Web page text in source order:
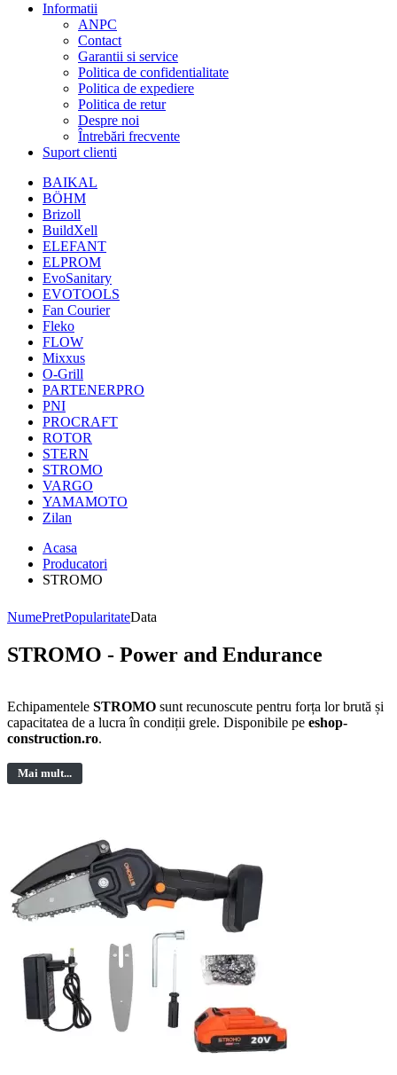
Informatii
ANPC
Contact
Garantii si service
Politica de confidentialitate
Politica de expediere
Politica de retur
Despre noi
Întrebări frecvente
Suport clienti
BAIKAL
BÖHM
Brizoll
BuildXell
ELEFANT
ELPROM
EvoSanitary
EVOTOOLS
Fan Courier
Fleko
FLOW
Mixxus
O-Grill
PARTENERPRO
PNI
PROCRAFT
ROTOR
STERN
STROMO
VARGO
YAMAMOTO
Zilan
Acasa
Producatori
STROMO
NumePretPopularitateData
STROMO - Power and Endurance
Echipamentele STROMO sunt recunoscute pentru forța lor brută și
capacitatea de a lucra în condiții grele. Disponibile pe eshop-
construction.ro.
Mai mult...